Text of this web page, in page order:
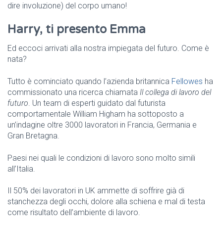
dire involuzione) del corpo umano!
Harry, ti presento Emma
Ed eccoci arrivati alla nostra impiegata del futuro. Come è
nata?
Tutto è cominciato quando l’azienda britannica Fellowes ha
commissionato una ricerca chiamata Il collega di lavoro del
futuro. Un team di esperti guidato dal futurista
comportamentale William Higham ha sottoposto a
un’indagine oltre 3000 lavoratori in Francia, Germania e
Gran Bretagna.
Paesi nei quali le condizioni di lavoro sono molto simili
all’Italia.
Il 50% dei lavoratori in UK ammette di soffrire già di
stanchezza degli occhi, dolore alla schiena e mal di testa
come risultato dell’ambiente di lavoro.